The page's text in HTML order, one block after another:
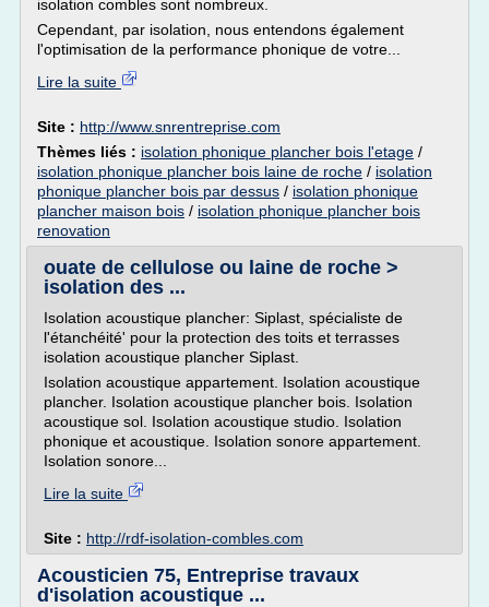
isolation combles sont nombreux.
Cependant, par isolation, nous entendons également
l'optimisation de la performance phonique de votre...
Lire la suite
Site : http://www.snrentreprise.com
Thèmes liés : isolation phonique plancher bois l'etage /
isolation phonique plancher bois laine de roche / isolation
phonique plancher bois par dessus / isolation phonique
plancher maison bois / isolation phonique plancher bois
renovation
ouate de cellulose ou laine de roche >
isolation des ...
Isolation acoustique plancher: Siplast, spécialiste de
l'étanchéité' pour la protection des toits et terrasses
isolation acoustique plancher Siplast.
Isolation acoustique appartement. Isolation acoustique
plancher. Isolation acoustique plancher bois. Isolation
acoustique sol. Isolation acoustique studio. Isolation
phonique et acoustique. Isolation sonore appartement.
Isolation sonore...
Lire la suite
Site : http://rdf-isolation-combles.com
Acousticien 75, Entreprise travaux
d'isolation acoustique ...